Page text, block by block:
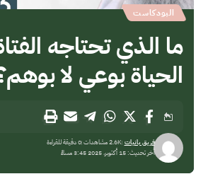
البودكاست
ما الذي تحتاجه
الحياة بوعي لا
آخر تحديث: 15 أكتوبر، 2025 3:45 مساءً
فريق بانيات 2.6K مشاهدات 0 دقيقة للقراءة